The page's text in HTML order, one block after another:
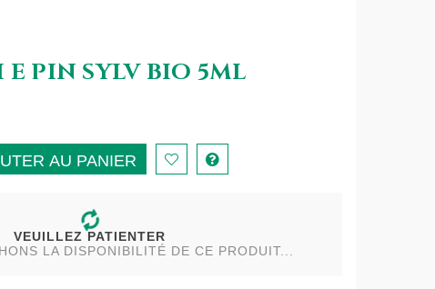
PIN SYLV BIO 5ML
AU PANIER
VEUILLEZ PATIENTER
LA DISPONIBILITÉ DE CE PRODUIT...